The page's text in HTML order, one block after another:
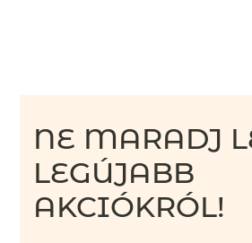
NE MARADJ
LEGÚJABB
AKCIÓKRÓL!